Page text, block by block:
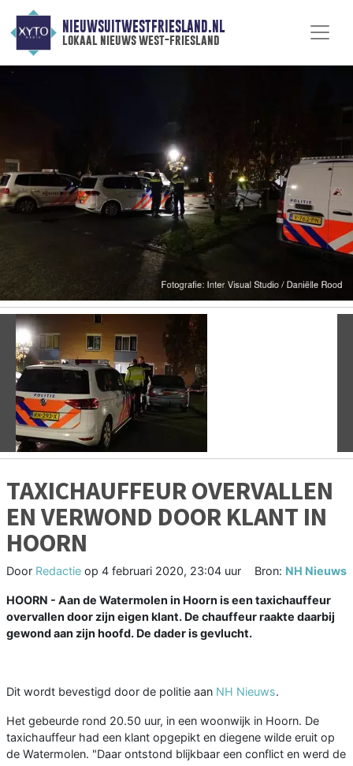
NIEUWSUITWESTFRIESLAND.NL
lokaal nieuws west-friesland
Vorige
TAXICHAUFFEUR OVERVALLEN
EN VERWOND DOOR KLANT IN
HOORN
Door Redactie op 4 februari 2020, 23:04 uur Bron: NH Nieuws
HOORN - Aan de Watermolen in Hoorn is een taxichauffeur
overvallen door zijn eigen klant. De chauffeur raakte daarbij
gewond aan zijn hoofd. De dader is gevlucht.
Dit wordt bevestigd door de politie aan NH Nieuws.
Het gebeurde rond 20.50 uur, in een woonwijk in Hoorn. De
taxichauffeur had een klant opgepikt en diegene wilde eruit op
de Watermolen. "Daar ontstond blijkbaar een conflict en werd de